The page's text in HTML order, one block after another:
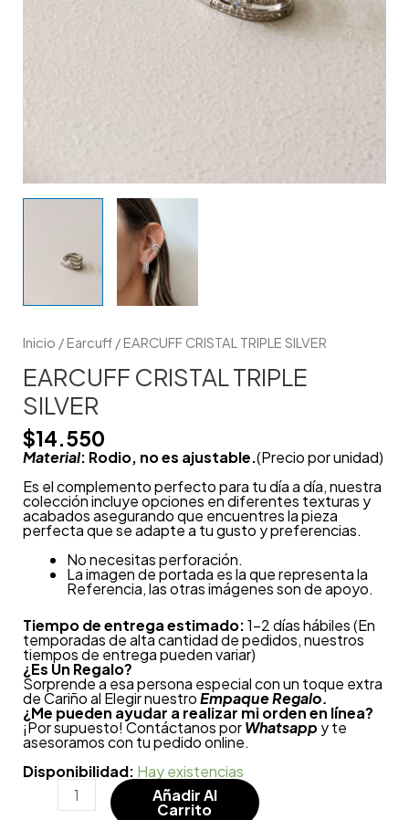
Inicio /Earcuff/ EARCUFF CRISTAL TRIPLE SILVER
EARCUFF CRISTAL TRIPLE
SILVER
$14.550
Material: Rodio, no es ajustable.(Precio por unidad)
Es el complemento perfecto para tu día a día, nuestra
colección incluye opciones en diferentes texturas y
acabados asegurando que encuentres la pieza
perfecta que se adapte a tu gusto y preferencias.
No necesitas perforación.
La imagen de portada es la que representa la
Referencia, las otras imágenes son de apoyo.
Tiempo de entrega estimado:1-2 días hábiles (En
temporadas de alta cantidad de pedidos, nuestros
tiempos de entrega pueden variar)
¿Es Un Regalo?
Sorprende a esa persona especial con un toque extra
de Cariño al Elegir nuestroEmpaque Regalo.
¿Me pueden ayudar a realizar mi orden en línea?
¡Por supuesto! Contáctanos porWhatsapp y te
asesoramos con tu pedido online.
Disponibilidad: Hay existencias
Añadir Al
Carrito